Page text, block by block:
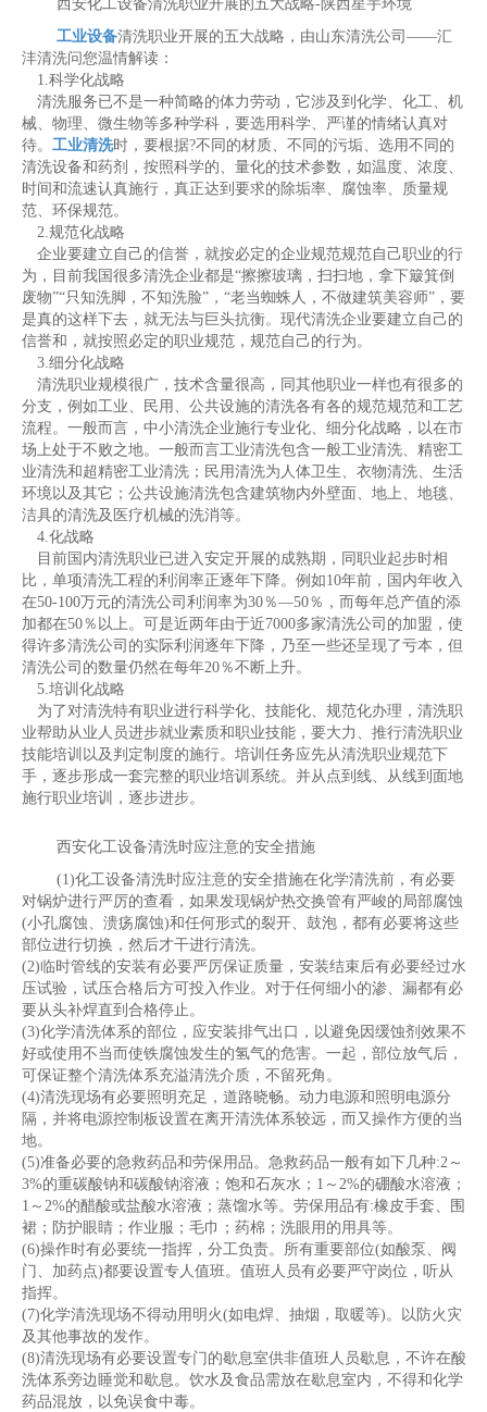
西安化工设备清洗职业开展的五大战略-陕西星宇环境
工业设备清洗职业开展的五大战略，由山东清洗公司——汇
沣清洗问您温情解读：
1.科学化战略
清洗服务已不是一种简略的体力劳动，它涉及到化学、化工、机
械、物理、微生物等多种学科，要选用科学、严谨的情绪认真对
待。 工业清洗时，要根据?不同的材质、不同的污垢、选用不同的
清洗设备和药剂，按照科学的、量化的技术参数，如温度、浓度、
时间和流速认真施行，真正达到要求的除垢率、腐蚀率、质量规
范、环保规范。
2.规范化战略
企业要建立自己的信誉，就按必定的企业规范规范自己职业的行
为，目前我国很多清洗企业都是“擦擦玻璃，扫扫地，拿下簸箕倒
废物”“只知洗脚，不知洗脸”，“老当蜘蛛人，不做建筑美容师”，要
是真的这样下去，就无法与巨头抗衡。现代清洗企业要建立自己的
信誉和，就按照必定的职业规范，规范自己的行为。
3.细分化战略
清洗职业规模很广，技术含量很高，同其他职业一样也有很多的
分支，例如工业、民用、公共设施的清洗各有各的规范规范和工艺
流程。一般而言，中小清洗企业施行专业化、细分化战略，以在市
场上处于不败之地。一般而言工业清洗包含一般工业清洗、精密工
业清洗和超精密工业清洗；民用清洗为人体卫生、衣物清洗、生活
环境以及其它；公共设施清洗包含建筑物内外壁面、地上、地毯、
洁具的清洗及医疗机械的洗消等。
4.化战略
目前国内清洗职业已进入安定开展的成熟期，同职业起步时相
比，单项清洗工程的利润率正逐年下降。例如10年前，国内年收入
在50-100万元的清洗公司利润率为30％—50％，而每年总产值的添
加都在50％以上。可是近两年由于近7000多家清洗公司的加盟，使
得许多清洗公司的实际利润逐年下降，乃至一些还呈现了亏本，但
清洗公司的数量仍然在每年20％不断上升。
5.培训化战略
为了对清洗特有职业进行科学化、技能化、规范化办理，清洗职
业帮助从业人员进步就业素质和职业技能，要大力、推行清洗职业
技能培训以及判定制度的施行。培训任务应先从清洗职业规范下
手，逐步形成一套完整的职业培训系统。并从点到线、从线到面地
施行职业培训，逐步进步。
西安化工设备清洗时应注意的安全措施
(1)化工设备清洗时应注意的安全措施在化学清洗前，有必要
对锅炉进行严厉的查看，如果发现锅炉热交换管有严峻的局部腐蚀
(小孔腐蚀、溃疡腐蚀)和任何形式的裂开、鼓泡，都有必要将这些
部位进行切换，然后才干进行清洗。
(2)临时管线的安装有必要严厉保证质量，安装结束后有必要经过水
压试验，试压合格后方可投入作业。对于任何细小的渗、漏都有必
要从头补焊直到合格停止。
(3)化学清洗体系的部位，应安装排气出口，以避免因缓蚀剂效果不
好或使用不当而使铁腐蚀发生的氢气的危害。一起，部位放气后，
可保证整个清洗体系充溢清洗介质，不留死角。
(4)清洗现场有必要照明充足，道路晓畅。动力电源和照明电源分
隔，并将电源控制板设置在离开清洗体系较远，而又操作方便的当
地。
(5)准备必要的急救药品和劳保用品。急救药品一般有如下几种:2～
3%的重碳酸钠和碳酸钠溶液；饱和石灰水；1～2%的硼酸水溶液；
1～2%的醋酸或盐酸水溶液；蒸馏水等。劳保用品有:橡皮手套、围
裙；防护眼睛；作业服；毛巾；药棉；洗眼用的用具等。
(6)操作时有必要统一指挥，分工负责。所有重要部位(如酸泵、阀
门、加药点)都要设置专人值班。值班人员有必要严守岗位，听从
指挥。
(7)化学清洗现场不得动用明火(如电焊、抽烟，取暖等)。以防火灾
及其他事故的发作。
(8)清洗现场有必要设置专门的歇息室供非值班人员歇息，不许在酸
洗体系旁边睡觉和歇息。饮水及食品需放在歇息室内，不得和化学
药品混放，以免误食中毒。